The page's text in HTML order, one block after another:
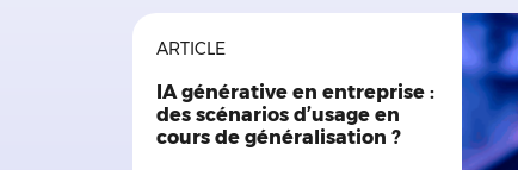
ARTICLE
IA générative en entreprise :
des scénarios d’usage en
cours de généralisation ?